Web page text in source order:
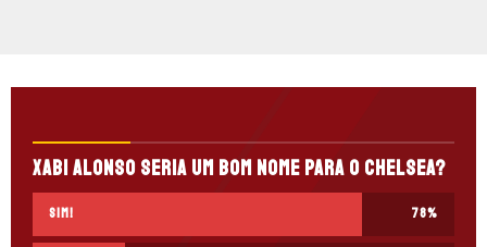
Xabi Alonso seria um bom nome para o Chelsea?
Sim! 78%